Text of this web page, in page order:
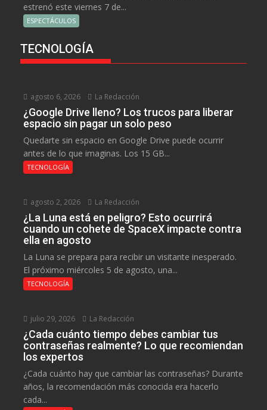
estrenó este viernes 7 de...
ESPECTÁCULOS
TECNOLOGÍA
agosto 6, 2026 La Redacción
¿Google Drive lleno? Los trucos para liberar
espacio sin pagar un solo peso
Quedarte sin espacio en Google Drive puede ocurrir
antes de lo que imaginas. Los 15 GB...
TECNOLOGÍA
agosto 2, 2026 La Redacción
¿La Luna está en peligro? Esto ocurrirá
cuando un cohete de SpaceX impacte contra
ella en agosto
La Luna se prepara para recibir un visitante inesperado.
El próximo miércoles 5 de agosto, una...
TECNOLOGÍA
julio 29, 2026 La Redacción
¿Cada cuánto tiempo debes cambiar tus
contraseñas realmente? Lo que recomiendan
los expertos
¿Cada cuánto hay que cambiar las contraseñas? Durante
años, la recomendación más conocida era hacerlo
cada...